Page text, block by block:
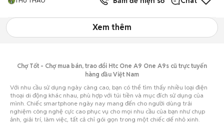
Xem thêm
Chợ Tốt - Chợ mua bán, trao đổi Htc One A9 One A9s cũ trực tuyến
hàng đầu Việt Nam
Với nhu cầu sử dụng ngày càng cao, bạn có thể tìm thấy nhiều loại điện
thoại di động khác nhau, phù hợp với túi tiền và mục đích sử dụng của
mình. Chiếc smartphone ngày nay mang đến cho người dùng trải
nghiệm công nghệ cực cao phục vụ cho mọi nhu cầu của bạn như chụp
ảnh, giải trí, làm việc, tất cả chỉ gói gọn trong một chiếc dế nhỏ xinh.